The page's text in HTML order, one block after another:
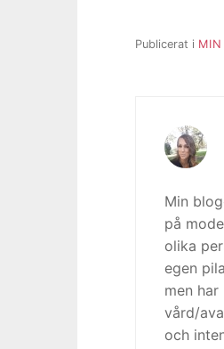
Publicerat i
Min
på
olika
egen
men
vård/
och